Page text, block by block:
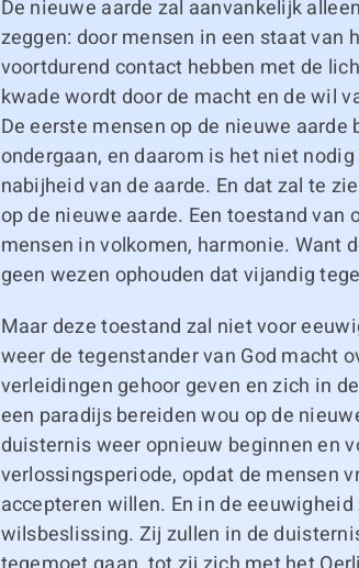
De nieuwe aarde zal aanvankelijk
zeggen: door mensen in een staat
voortdurend contact hebben met de
kwade wordt door de macht en de wil
De eerste mensen op de nieuwe
ondergaan, en daarom is het niet
nabijheid van de aarde. En dat zal te
op de nieuwe aarde. Een toestand
mensen in volkomen, harmonie. Want
geen wezen ophouden dat vijandig
Maar deze toestand zal niet voor
weer de tegenstander van God macht
verleidingen gehoor geven en zich in
een paradijs bereiden wou op de
duisternis weer opnieuw beginnen en
verlossingsperiode, opdat de mensen
accepteren willen. En in de
wilsbeslissing. Zij zullen in de